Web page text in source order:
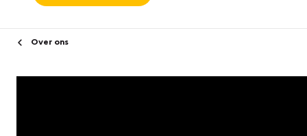
Over ons